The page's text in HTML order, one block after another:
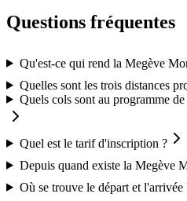
Questions fréquentes
Qu'est-ce qui rend la Megève
Quelles sont les trois distances
Quels cols sont au programme
Quel est le tarif d'inscription ?
Depuis quand existe la Megève
Où se trouve le départ et l'arrivée